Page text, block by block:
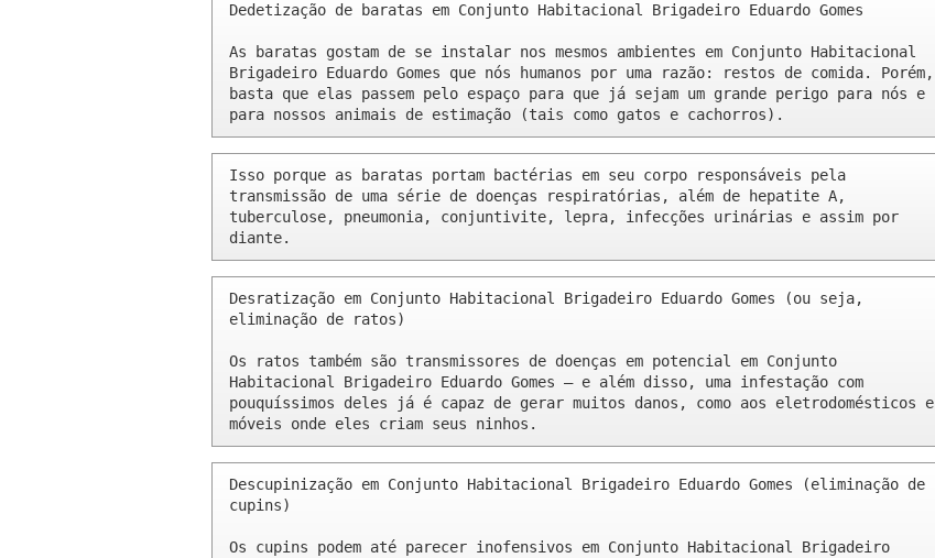
Dedetização de baratas em Conjunto Habitacional Brigadeiro Eduardo Gomes
As baratas gostam de se instalar nos mesmos ambientes em Conjunto Habitacional
Brigadeiro Eduardo Gomes que nós humanos por uma razão: restos de comida. Porém,
basta que elas passem pelo espaço para que já sejam um grande perigo para nós e
para nossos animais de estimação (tais como gatos e cachorros).
Isso porque as baratas portam bactérias em seu corpo responsáveis pela
transmissão de uma série de doenças respiratórias, além de hepatite A,
tuberculose, pneumonia, conjuntivite, lepra, infecções urinárias e assim por
diante.
Desratização em Conjunto Habitacional Brigadeiro Eduardo Gomes (ou seja,
eliminação de ratos)
Os ratos também são transmissores de doenças em potencial em Conjunto
Habitacional Brigadeiro Eduardo Gomes – e além disso, uma infestação com
pouquíssimos deles já é capaz de gerar muitos danos, como aos eletrodomésticos e
móveis onde eles criam seus ninhos.
Descupinização em Conjunto Habitacional Brigadeiro Eduardo Gomes (eliminação de
cupins)
Os cupins podem até parecer inofensivos em Conjunto Habitacional Brigadeiro